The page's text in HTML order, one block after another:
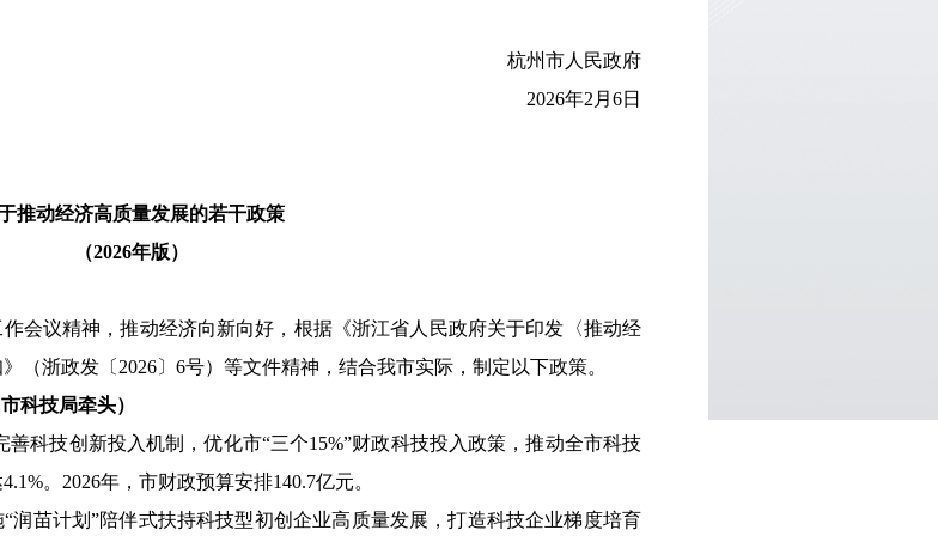
杭州市人民政府
2026年2月6日
推动经济高质量发展的若干政策
（2026年版）
会议精神，推动经济向新向好，根据《浙江省人民政府关于印发〈推动经
（浙政发〔2026〕6号）等文件精神，结合我市实际，制定以下政策。
科技局牵头）
善科技创新投入机制，优化市“三个15%”财政科技投入政策，推动全市科技
。2026年，市财政预算安排140.7亿元。
润苗计划”陪伴式扶持科技型初创企业高质量发展，打造科技企业梯度培育